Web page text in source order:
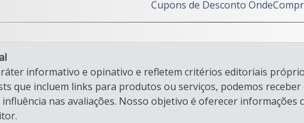
informativo e opinativo e refletem critérios editoriais
que incluem links para produtos ou serviços, podemos
nas avaliações. Nosso objetivo é oferecer informações